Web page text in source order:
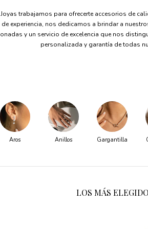
Joyas trabajamos para ofrecerte accesorios de
de experiencia, nos dedicamos a brindar a
y un servicio de excelencia que nos
personalizada y garantía de todas
Aros Anillos Gargantilla
LOS MÁS